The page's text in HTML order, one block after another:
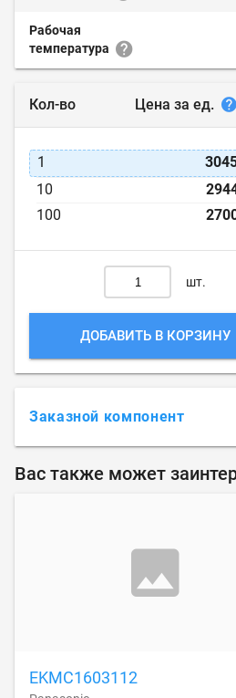
Рабочая
температура
Кол-во Цена за ед.
1
10
100
шт.
ДОБАВИТЬ В КОРЗИНУ
Заказной компонент
Вас также может
EKMC1603112